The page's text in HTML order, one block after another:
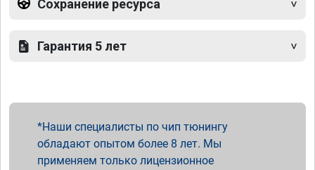
Сохранение ресурса
Гарантия 5 лет
Наши специалисты по чип тюнингу
обладают опытом более 8 лет. Мы
применяем только лицензионное